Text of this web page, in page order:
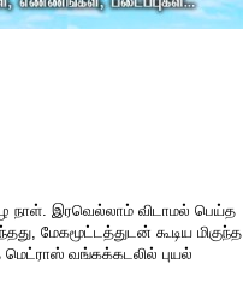
நாள். இரவெல்லாம் விடாமல் பெய்த
மேகமூட்டத்துடன் கூடிய மிகுந்த
மெட்ராஸ் வங்கக்கடலில் புயல்